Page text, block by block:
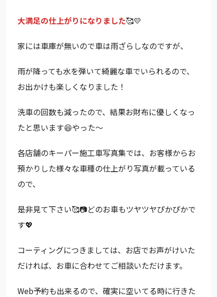
大満足の仕上がりになりました🥰💛
家には車庫が無いので車は雨ざらしなのですが、
雨が降っても水を弾いて綺麗な車でいられるので、
お出かけも楽しくなりました！
洗車の回数も減ったので、結果お財布に優しくなっ
たと思います😆やった～
各店舗のキーパー施工車写真集では、お客様からお
預かりした様々な車種の仕上がり写真が載っている
ので、
是非見て下さい🥰📷どのお車もツヤツヤぴかぴかで
す💖
コーティングにつきましては、お店でお声がけいた
だければ、お車に合わせてご相談いただけます。
Web予約も出来るので、確実に空いてる時に行きた